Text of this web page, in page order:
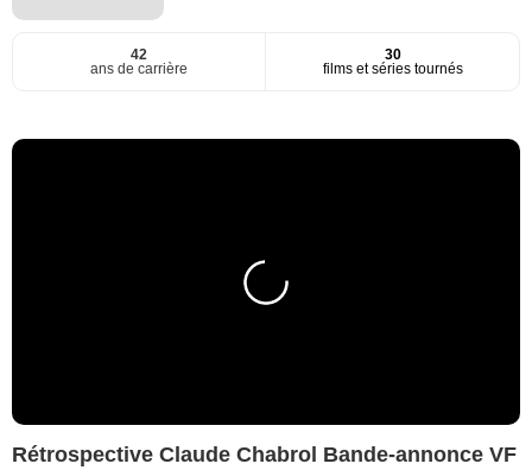
42
ans de carrière
30
films et séries tournés
Rétrospective Claude Chabrol Bande-annonce VF